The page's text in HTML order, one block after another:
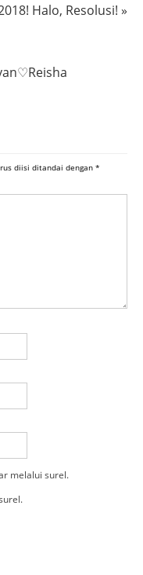
Halo, Resolusi! »
diisi ditandai dengan *
melalui surel.